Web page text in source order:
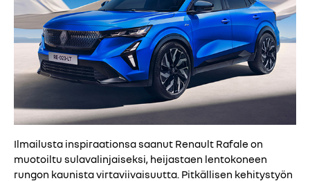
Ilmailusta inspiraationsa saanut Renault Rafale on
muotoiltu sulavalinjaiseksi, heijastaen lentokoneen
rungon kaunista virtaviivaisuutta. Pitkällisen kehitystyön